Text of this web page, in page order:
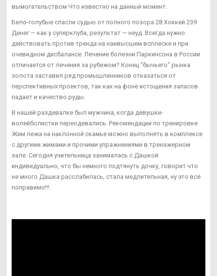
вымогательством Что известно на данный момент.
Бело-голубые спасли судью от полного позора 28 Хоккей 239
Денег — как у суперклуба, результат — неуд. Всегда нужно
действовать против тренда на наивысшем всплеске и при
очевидном дисбалансе. Лечение болезни Паркинсона в России
отличается от лечения за рубежом? Конец "бычьего" рынка
золота заставил ряд промышленников отказаться от
перспективных проектов, так как на фоне истощения запасов
падает и качество руды.
В нашей раздевалке был мужчина, когда девушки-
волейболистки переодевались. Рекомендации по тренировке
Жим лежа на наклонной скамье можно выполнять в комплексе
с другими жимами и прочими упражнениями в тренажерном
зале. Сегодня учительница занималась с Дашкой
индивидуально, что бы немного подтянуть дочку, говорит что
не много Дашка расслабилась, стала медлительная, ну это всё
поправимо!!!